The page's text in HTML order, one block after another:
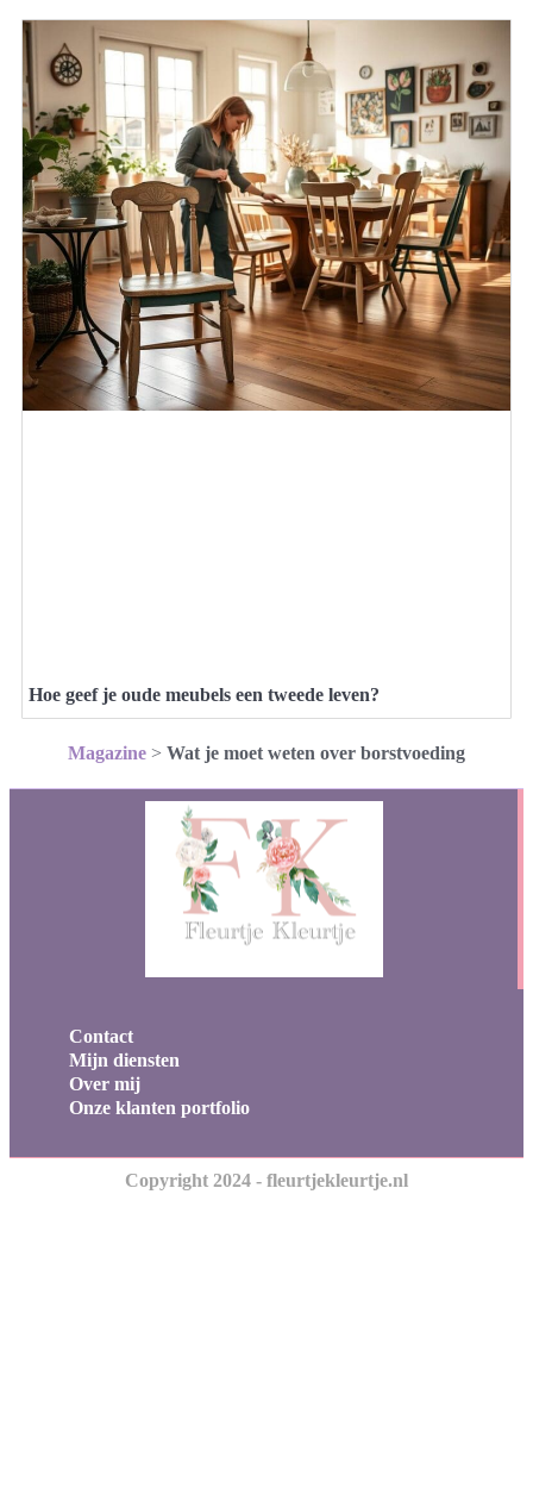
Hoe geef je oude meubels een tweede leven?
Magazine > Wat je moet weten over borstvoeding
Contact
Mijn diensten
Over mij
Onze klanten portfolio
Copyright 2024 - fleurtjekleurtje.nl